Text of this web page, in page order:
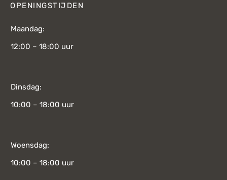
OPENINGSTIJDEN
Maandag:
12:00 – 18:00 uur
Dinsdag:
10:00 – 18:00 uur
Woensdag:
10:00 – 18:00 uur